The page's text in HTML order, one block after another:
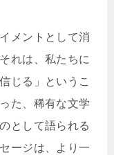
メントとして消
れは、私たちに
じる」というこ
た、稀有な文学
として語られる
ージは、より一